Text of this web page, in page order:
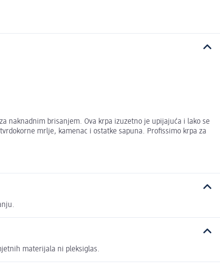
naknadnim brisanjem. Ova krpa izuzetno je upijajuća i lako se
mrlje, kamenac i ostatke sapuna. Profissimo krpa za
materijala ni pleksiglas.